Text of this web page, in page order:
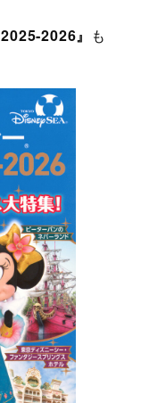
』 も